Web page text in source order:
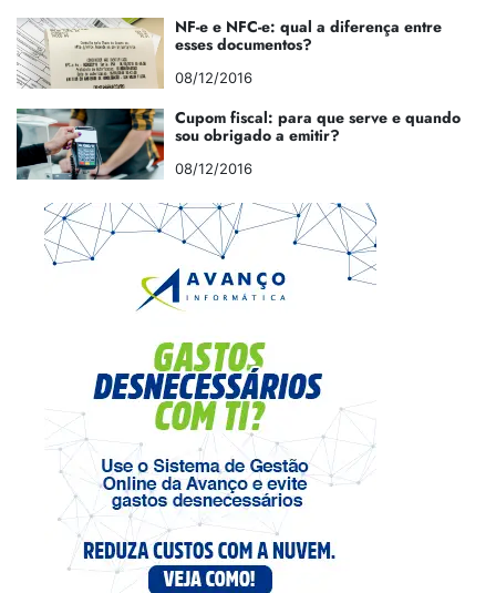
NF-e e NFC-e: qual a diferença entre
esses documentos?
08/12/2016
Cupom fiscal: para que serve e quando
sou obrigado a emitir?
08/12/2016